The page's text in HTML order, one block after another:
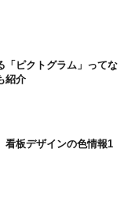
「ピクトグラム」ってな
紹介
看板デザインの色情報1